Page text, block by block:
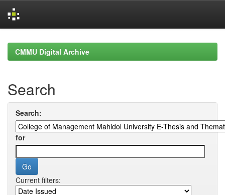
navigationCMMU Digital Archive
Search
Search:
for
Current filters: